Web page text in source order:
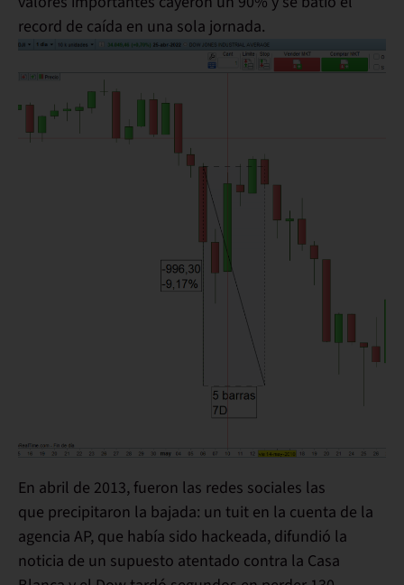
record de caída en una sola jornada.
En abril de 2013, fueron las redes sociales las
que precipitaron la bajada: un tuit en la cuenta de la
agencia AP, que había sido hackeada, difundió la
noticia de un supuesto atentado contra la Casa